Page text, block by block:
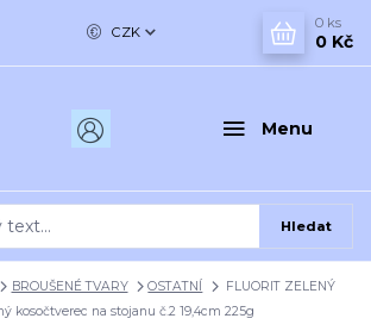
Menu
CZK
Hledat
0 ks
0 Kč
BROUŠENÉ TVARY OSTATNÍ
FLUORIT ZELENÝ
kosočtverec na stojanu č.2 19,4cm 225g